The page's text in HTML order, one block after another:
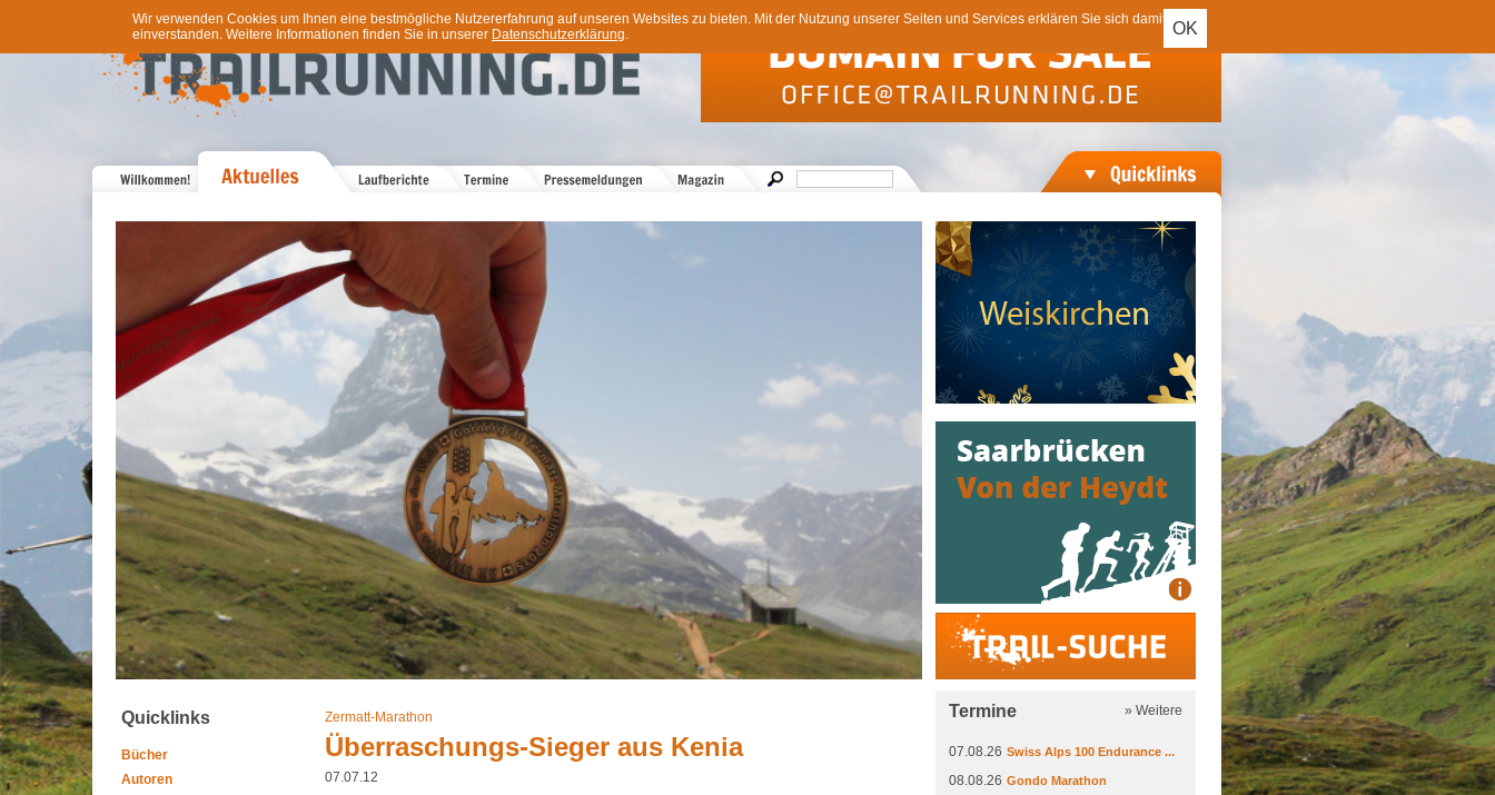
OK
Wir verwenden Cookies um Ihnen eine bestmögliche Nutzererfahrung auf unseren Websites zu bieten. Mit der Nutzung unserer Seiten und Services erklären Sie sich damit
einverstanden. Weitere Informationen finden Sie in unserer Datenschutzerklärung.
Trail-Suche
Quicklinks
Bücher
Autoren
Zermatt-Marathon
Überraschungs-Sieger aus Kenia
07.07.12
Termine » Weitere
07.08.26 Swiss Alps 100 Endurance ...
08.08.26 Gondo Marathon